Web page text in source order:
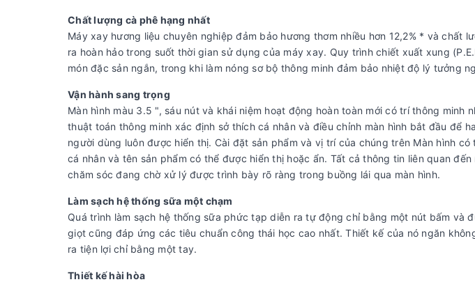
Chất lượng cà phê hạng nhất
Máy xay hương liệu chuyên nghiệp đảm bảo hương thơm nhiều hơn 12,2% * và chất
ra hoàn hảo trong suốt thời gian sử dụng của máy xay. Quy trình chiết xuất xung
món đặc sản ngắn, trong khi làm nóng sơ bộ thông minh đảm bảo nhiệt độ lý tưởng
Vận hành sang trọng
Màn hình màu 3.5 ", sáu nút và khái niệm hoạt động hoàn toàn mới có trí thông minh
thuật toán thông minh xác định sở thích cá nhân và điều chỉnh màn hình bắt đầu để
người dùng luôn được hiển thị. Cài đặt sản phẩm và vị trí của chúng trên Màn hình
cá nhân và tên sản phẩm có thể được hiển thị hoặc ẩn. Tất cả thông tin liên quan
chăm sóc đang chờ xử lý được trình bày rõ ràng trong buồng lái qua màn hình.
Làm sạch hệ thống sữa một chạm
Quá trình làm sạch hệ thống sữa phức tạp diễn ra tự động chỉ bằng một nút bấm và
giọt cũng đáp ứng các tiêu chuẩn công thái học cao nhất. Thiết kế của nó ngăn
ra tiện lợi chỉ bằng một tay.
Thiết kế hài hòa